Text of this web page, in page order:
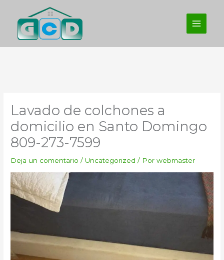
contenido
Lavado de colchones a
domicilio en Santo Domingo
809-273-7599
Deja un comentario / Uncategorized / Porwebmaster